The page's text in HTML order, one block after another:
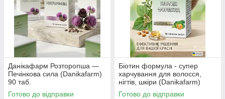
Данікафарм Розторопша —
Печінкова сила (Danikafarm)
90 таб.
Готово до відправки
Біотин формула - супер
харчування для волосся,
нігтів, шкіри (Danikafarm)
90таб.
Готово до відправки